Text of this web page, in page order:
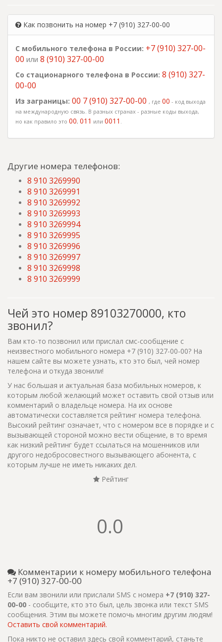
Как позвонить на номер +7 (910) 327-00-00
С мобильного телефона в России: +7 (910) 327-00-
00 или 8 (910) 327-00-00
Со стационарного телефона в России: 8 (910) 327-
00-00
Из заграницы: 00 7 (910) 327-00-00 , где 00 - код выхода
на международную связь. В разных странах - разные коды выхода,
но как правило это 00, 011 или 0011 .
Другие номера телефонов:
8 910 3269990
8 910 3269991
8 910 3269992
8 910 3269993
8 910 3269994
8 910 3269995
8 910 3269996
8 910 3269997
8 910 3269998
8 910 3269999
Чей это номер 89103270000, кто
звонил?
Вам кто-то позвонил или прислал смс-сообщение с
неизвестного мобильного номера +7 (910) 327-00-00? На
нашем сайте вы можете узнать, кто это был, чей номер
телефона и откуда звонили!
У нас большая и актуальная база мобильных номеров, к
которым любой желающий может оставить свой отзыв или
комментарий о владельце номера. На их основе
автоматически составляется рейтинг номера телефона.
Высокий рейтинг означает, что с номером все в порядке и с
вызывающей стороной можно вести общение, в то время
как низкий рейтинг будет ссылаться на мошенников или
другого недобросовестного вызывающего абонента, с
которым лучше не иметь никаких дел.
Рейтинг
0.0
Комментарии к номеру мобильного телефона
+7 (910) 327-00-00
Если вам звонили или прислали SMS с номера +7 (910) 327-
00-00 - сообщите, кто это был, цель звонка или текст SMS
сообщения. Этим вы можете помочь многим другим людям!
Оставить свой комментарий.
Пока никто не оставил здесь свой комментарий, станьте